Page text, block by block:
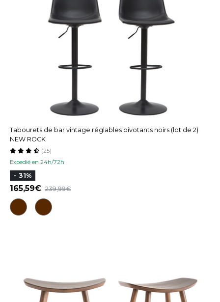
Tabourets de bar vintage réglables pivotants noirs (lot de 2)
NEW ROCK
Expedié en 24h/72h
(25)
- 31%
165,59 239,99